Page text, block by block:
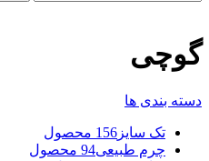
گوچی
دسته بندی ها
تک سایز 156 محصول
چرم طبیعی94 محصول